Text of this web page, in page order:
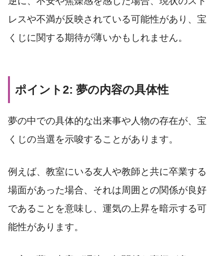
レスや不満が反映されている可能性があり、宝
くじに関する期待が薄いかもしれません。
ポイント2: 夢の内容の具体性
夢の中での具体的な出来事や人物の存在が、宝
くじの当選を示唆することがあります。
例えば、教室にいる友人や教師と共に卒業する
場面があった場合、それは周囲との関係が良好
であることを意味し、運気の上昇を暗示する可
能性があります。